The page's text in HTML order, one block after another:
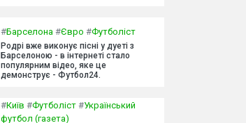
#Барселона #Євро #Футболіст
Родрі вже виконує пісні у дуеті з
Барселоною - в інтернеті стало
популярним відео, яке це
демонструє - Футбол24.
#Київ #Футболіст #Український
футбол (газета)